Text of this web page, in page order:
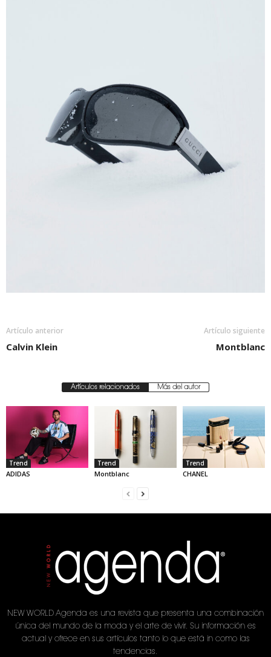
Artículo anterior
Calvin Klein
Artículo siguiente
Montblanc
Artículos relacionados Más del autor
Trend
ADIDAS
Trend
Montblanc
Trend
CHANEL
NEW WORLD Agenda es una revista que presenta una combinación
única del mundo de la moda y el arte de vivir. Su información es
actual y ofrece en sus artículos tanto lo que está in como las
tendencias.